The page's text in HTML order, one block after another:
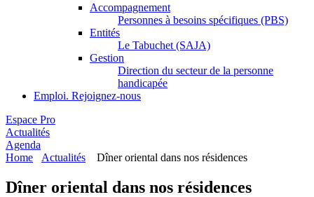
Accompagnement
Personnes à besoins spécifiques (PBS)
Entités
Le Tabuchet (SAJA)
Gestion
Direction du secteur de la personne
handicapée
Emploi. Rejoignez-nous
Espace Pro
Actualités
Agenda
Home
Actualités Dîner oriental dans nos résidences
Dîner oriental dans nos résidences